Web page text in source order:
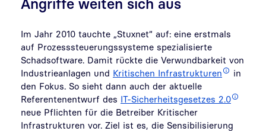
Im Jahr 2010 tauchte „Stuxnet“ auf: eine erstmals
auf Prozesssteuerungssysteme spezialisierte
Schadsoftware. Damit rückte die Verwundbarkeit von
Industrieanlagen und Kritischen Infrastrukturen
in
den Fokus. So sieht dann auch der aktuelle
Referentenentwurf des IT-Sicherheitsgesetzes 2.0
neue Pflichten für die Betreiber Kritischer
Infrastrukturen vor. Ziel ist es, die Sensibilisierung